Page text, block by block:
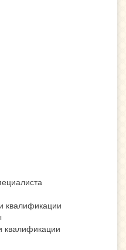
квалификации
квалификации